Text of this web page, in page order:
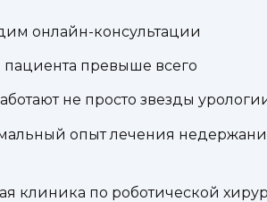
онлайн-консультации
превыше всего
не просто звезды
опыт лечения
клиника по роботической